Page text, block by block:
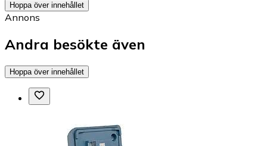
Hoppa över innehållet
Annons
Andra besökte även
Hoppa över innehållet